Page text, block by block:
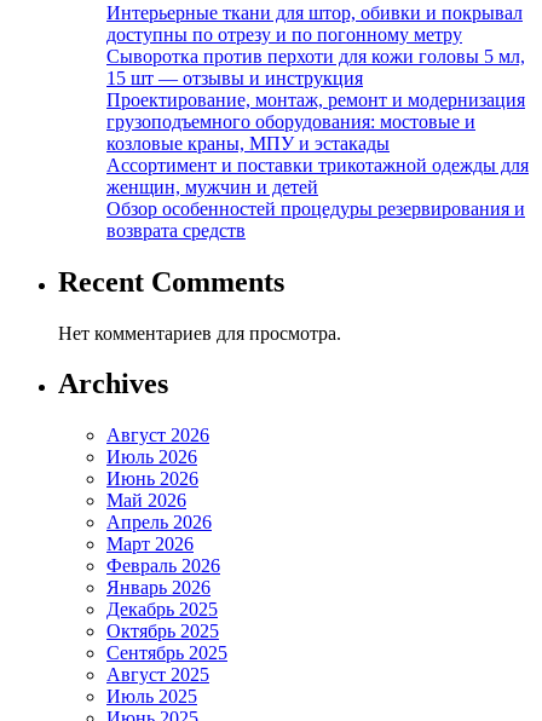
Интерьерные ткани для штор, обивки и покрывал
доступны по отрезу и по погонному метру
Сыворотка против перхоти для кожи головы 5 мл,
15 шт — отзывы и инструкция
Проектирование, монтаж, ремонт и модернизация
грузоподъемного оборудования: мостовые и
козловые краны, МПУ и эстакады
Ассортимент и поставки трикотажной одежды для
женщин, мужчин и детей
Обзор особенностей процедуры резервирования и
возврата средств
Recent Comments
Нет комментариев для просмотра.
Archives
Август 2026
Июль 2026
Июнь 2026
Май 2026
Апрель 2026
Март 2026
Февраль 2026
Январь 2026
Декабрь 2025
Октябрь 2025
Сентябрь 2025
Август 2025
Июль 2025